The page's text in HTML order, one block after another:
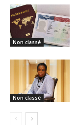
Non classé
Non classé